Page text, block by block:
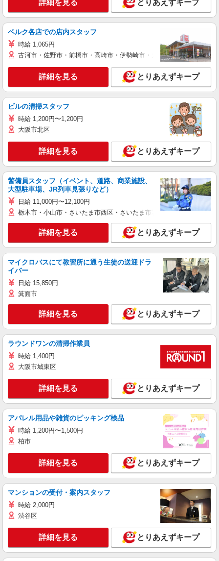
詳細を見る とりあえずキープ
ベルク各店での店内スタッフ
時給 1,065円
古河市・佐野市・前橋市・高崎市・伊勢崎市・太田市・館林市・藤
詳細を見る とりあえずキープ
ビルの清掃スタッフ
時給 1,200円〜1,200円
大阪市北区
詳細を見る とりあえずキープ
警備員スタッフ（イベント、道路、商業施設、
大型駐車場、JR列車見張りなど）
日給 11,000円〜12,100円
栃木市・小山市・さいたま市西区・さいたま市岩槻区・久喜市・蓮田
詳細を見る とりあえずキープ
マイクロバスにて教習所に通う生徒の送迎ドラ
イバー
日給 15,850円
箕面市
詳細を見る とりあえずキープ
ラウンドワンの清掃作業員
時給 1,400円
大阪市城東区
詳細を見る とりあえずキープ
アパレル用品や雑貨のピッキング検品
時給 1,200円〜1,500円
柏市
詳細を見る とりあえずキープ
マンションの受付・案内スタッフ
時給 2,000円
渋谷区
詳細を見る とりあえずキープ